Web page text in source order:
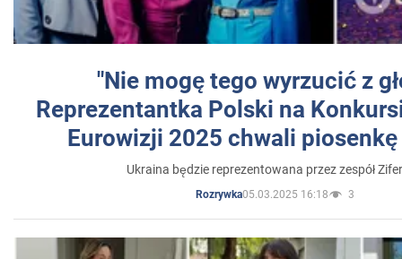
"Nie mogę tego wyrzucić z
Reprezentantka Polski na
Eurowizji 2025 chwali
Ukraina będzie reprezentowana przez zespół
Rozrywka05.03.2025 16:18 3